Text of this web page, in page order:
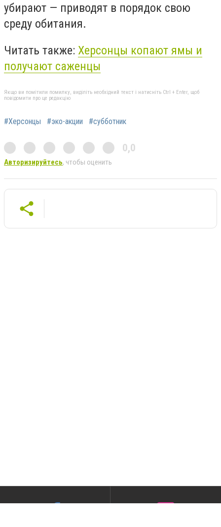
убирают — приводят в порядок свою
среду обитания.
Читать также: Херсонцы копают ямы и
получают саженцы
Якщо ви помітили помилку, виділіть необхідний текст і натисніть Ctrl + Enter, щоб
повідомити про це редакцію
#Херсонцы #эко-акции #субботник
0,0
Авторизируйтесь, чтобы оценить